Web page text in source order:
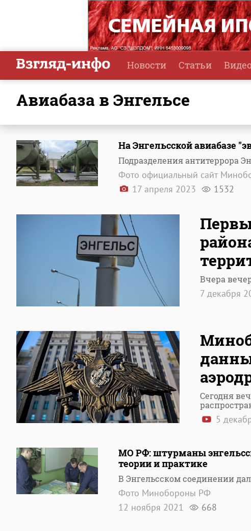
Новости Статьи
авиабаза в Энгельсе
На Энгельсской авиабазе
Подразделения антитеррора
Фото официальный сайт
17 апреля 2023
1532
Вчера
7 декабря
Сегодня
5
МО РФ: штурманы
теории и практике
В Энгельсском соединении
Фото Минобороны РФ
12 ноября 2021
668